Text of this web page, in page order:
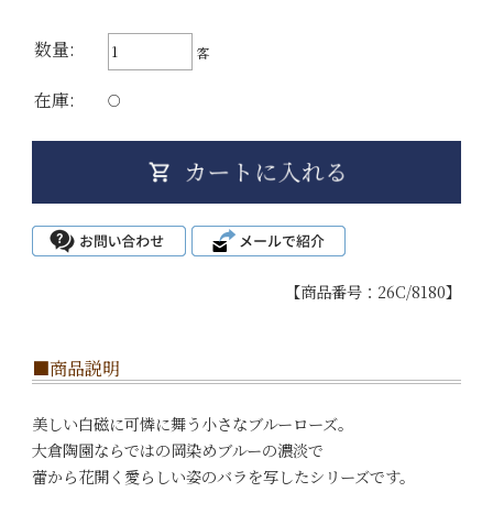
数量: 客
在庫: ○
【商品番号：26C/8180】
■商品説明
美しい白磁に可憐に舞う小さなブルーローズ。
大倉陶園ならではの岡染めブルーの濃淡で
蕾から花開く愛らしい姿のバラを写したシリーズです。